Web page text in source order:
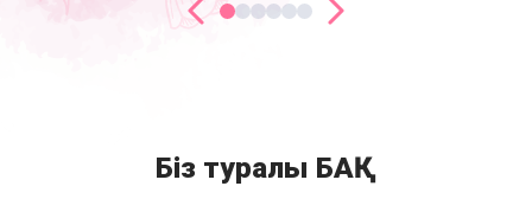
Біз туралы БАҚ